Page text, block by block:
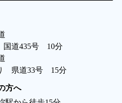
国道435号 10分
県道33号 15分
方へ